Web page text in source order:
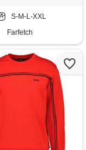
S-M-L-XXL
Farfetch